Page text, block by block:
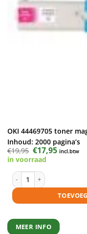
OKI 44469705 toner
Inhoud: 2000 pagina’s
€19,95 Oorspronkelijke
prijs
was:
€17,95Huidige
prijs
incl.btw
in voorraad
OKI 44469705 toner
MEER INFO